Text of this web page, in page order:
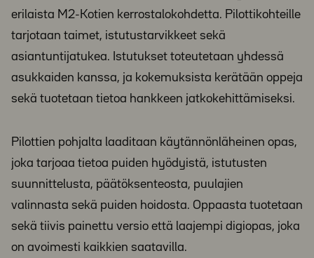
erilaista M2-Kotien kerrostalokohdetta. Pilottikohteille
tarjotaan taimet, istutustarvikkeet sekä
asiantuntijatukea. Istutukset toteutetaan yhdessä
asukkaiden kanssa, ja kokemuksista kerätään oppeja
sekä tuotetaan tietoa hankkeen jatkokehittämiseksi.
Pilottien pohjalta laaditaan käytännönläheinen opas,
joka tarjoaa tietoa puiden hyödyistä, istutusten
suunnittelusta, päätöksenteosta, puulajien
valinnasta sekä puiden hoidosta. Oppaasta tuotetaan
sekä tiivis painettu versio että laajempi digiopas, joka
on avoimesti kaikkien saatavilla.